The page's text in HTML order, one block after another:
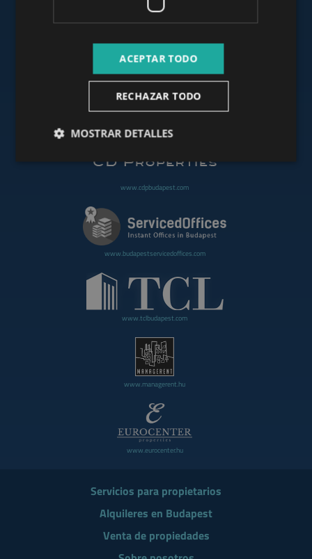
www.budapestluxuryapartments.hu
www.budapestoffices.net
www.cdpbudapest.com
www.budapestservicedoffices.com
www.tclbudapest.com
www.managerent.hu
www.eurocenter.hu
Servicios para propietarios
Alquileres en Budapest
Venta de propiedades
ACEPTAR TODO
RECHAZAR TODO
MOSTRAR DETALLES